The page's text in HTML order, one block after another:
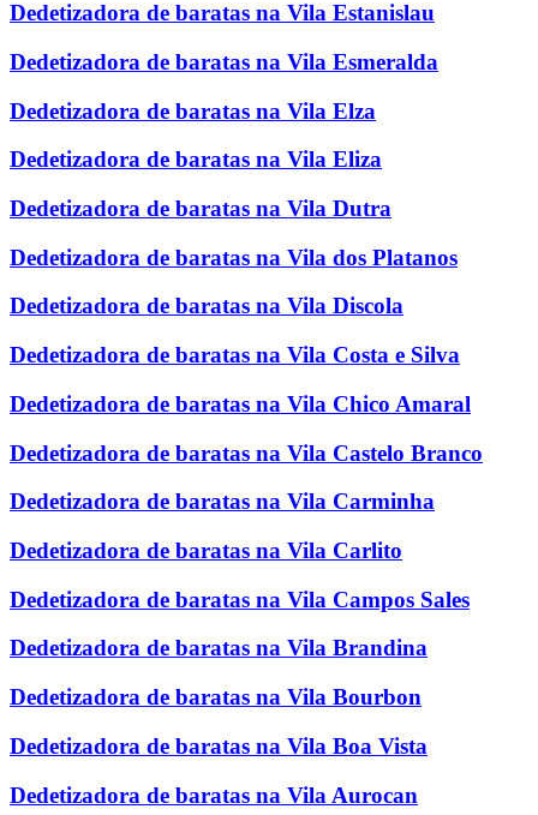
Dedetizadora de baratas na Vila Estanislau
Dedetizadora de baratas na Vila Esmeralda
Dedetizadora de baratas na Vila Elza
Dedetizadora de baratas na Vila Eliza
Dedetizadora de baratas na Vila Dutra
Dedetizadora de baratas na Vila dos Platanos
Dedetizadora de baratas na Vila Discola
Dedetizadora de baratas na Vila Costa e Silva
Dedetizadora de baratas na Vila Chico Amaral
Dedetizadora de baratas na Vila Castelo Branco
Dedetizadora de baratas na Vila Carminha
Dedetizadora de baratas na Vila Carlito
Dedetizadora de baratas na Vila Campos Sales
Dedetizadora de baratas na Vila Brandina
Dedetizadora de baratas na Vila Bourbon
Dedetizadora de baratas na Vila Boa Vista
Dedetizadora de baratas na Vila Aurocan